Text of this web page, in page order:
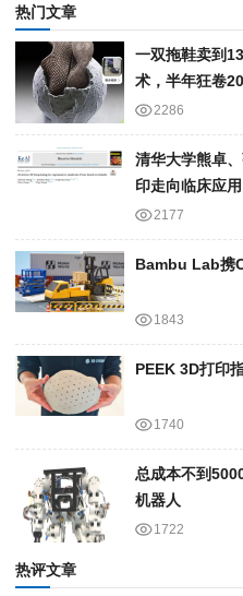
热门文章
一双拖鞋卖到
术，半年狂卷
2286
清华大学熊卓
印走向临床应用
2177
Bambu Lab携
1843
PEEK 3D打印
1740
总成本不到
机器人
1722
热评文章